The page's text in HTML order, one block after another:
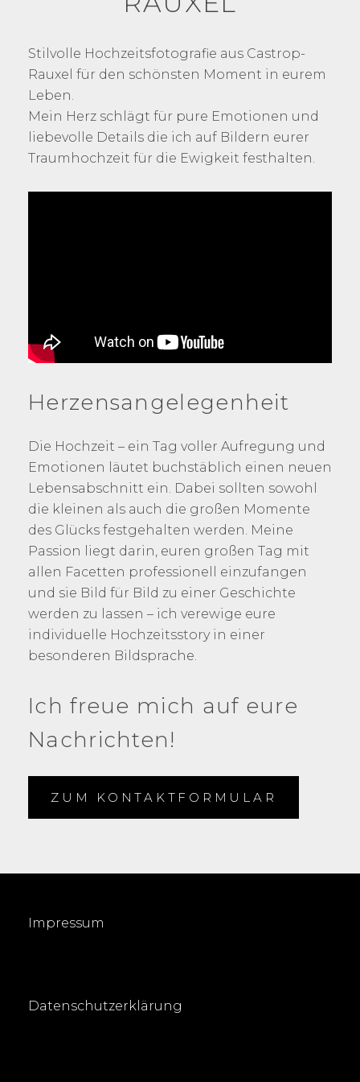
Stilvolle Hochzeitsfotografie aus Castrop-
Rauxel für den schönsten Moment in eurem
Leben.
Mein Herz schlägt für pure Emotionen und
liebevolle Details die ich auf Bildern eurer
Traumhochzeit für die Ewigkeit festhalten.
Herzensangelegenheit
Die Hochzeit – ein Tag voller Aufregung und
Emotionen läutet buchstäblich einen neuen
Lebensabschnitt ein. Dabei sollten sowohl
die kleinen als auch die großen Momente
des Glücks festgehalten werden. Meine
Passion liegt darin, euren großen Tag mit
allen Facetten professionell einzufangen
und sie Bild für Bild zu einer Geschichte
werden zu lassen – ich verewige eure
individuelle Hochzeitsstory in einer
besonderen Bildsprache.
Ich freue mich auf eure
Nachrichten!
ZUM KONTAKTFORMULAR
Impressum
Datenschutzerklärung